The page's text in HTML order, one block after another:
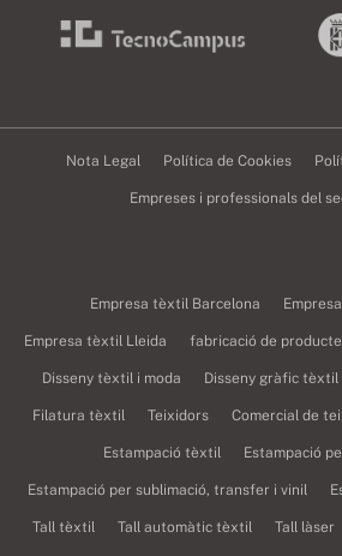
Nota Legal Política de Cookies
Empreses i professionals del
Empresa tèxtil Barcelona
Empresa tèxtil Lleida fabricació de
Disseny tèxtil i moda Disseny gràfic tèxtil
Filatura tèxtil Teixidors Comercial de
Estampació tèxtil Estampació
Estampació per sublimació, transfer i vinil
Tall tèxtil Tall automàtic tèxtil Tall làser